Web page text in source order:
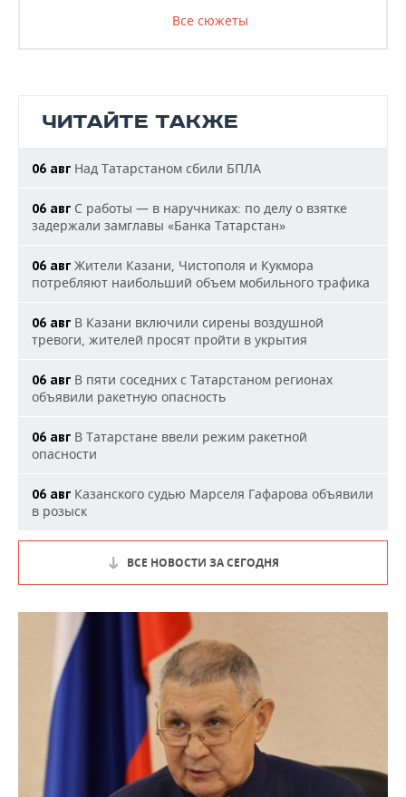
Все сюжеты
ЧИТАЙТЕ ТАКЖЕ
06 авг Над Татарстаном сбили БПЛА
06 авг С работы — в наручниках: по делу о взятке
задержали замглавы «Банка Татарстан»
06 авг Жители Казани, Чистополя и Кукмора
потребляют наибольший объем мобильного трафика
06 авг В Казани включили сирены воздушной
тревоги, жителей просят пройти в укрытия
06 авг В пяти соседних с Татарстаном регионах
объявили ракетную опасность
06 авг В Татарстане ввели режим ракетной
опасности
06 авг Казанского судью Марселя Гафарова объявили
в розыск
ВСЕ НОВОСТИ ЗА СЕГОДНЯ